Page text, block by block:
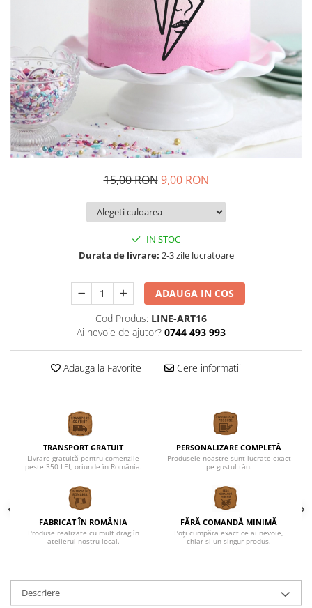
Decoratiuni Craciun
Decoratiuni Paste
Valentines Day
Cadouri indragostiti
1-8 Martie
Scoala/Absolvire
15,00 RON 9,00 RON
IN STOC
Durata de livrare: 2-3 zile lucratoare
ADAUGA IN COS
Cod Produs: LINE-ART16
Ai nevoie de ajutor? 0744 493 993
Adauga la Favorite Cere informatii
TRANSPORT GRATUIT
Livrare gratuită pentru comenzile
peste 350 LEI, oriunde în România.
PERSONALIZARE COMPLETĂ
Produsele noastre sunt lucrate exact
pe gustul tău.
FABRICAT ÎN ROMÂNIA
Produse realizate cu mult drag în
atelierul nostru local.
FĂRĂ COMANDĂ MINIMĂ
Poți cumpăra exact ce ai nevoie,
chiar și un singur produs.
Descriere